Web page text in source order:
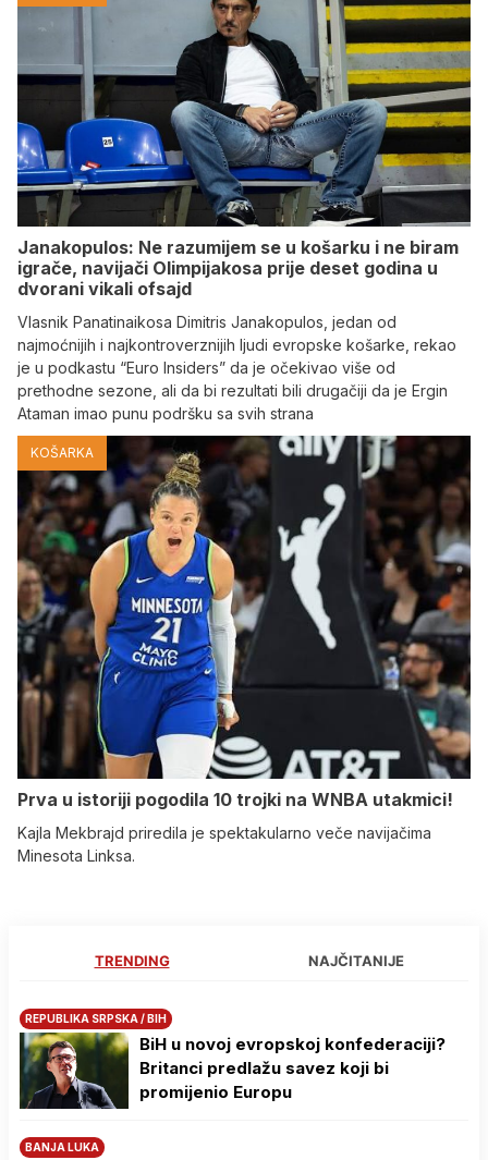
Janakopulos: Ne razumijem se u košarku i ne biram
igrače, navijači Olimpijakosa prije deset godina u
dvorani vikali ofsajd
Vlasnik Panatinaikosa Dimitris Janakopulos, jedan od
najmoćnijih i najkontroverznijih ljudi evropske košarke, rekao
je u podkastu “Euro Insiders” da je očekivao više od
prethodne sezone, ali da bi rezultati bili drugačiji da je Ergin
Ataman imao punu podršku sa svih strana
KOŠARKA
Prva u istoriji pogodila 10 trojki na WNBA utakmici!
Kajla Mekbrajd priredila je spektakularno veče navijačima
Minesota Linksa.
TRENDING NAJČITANIJE
REPUBLIKA SRPSKA / BIH
BiH u novoj evropskoj konfederaciji?
Britanci predlažu savez koji bi
promijenio Europu
BANJA LUKA